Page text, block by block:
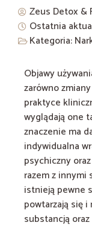
Zeus Detox &
Ostatnia
Kategoria:
Objawy
zarówno
praktyce
wyglądają one
znaczenie ma
indywidualna
psychiczny
razem z innymi
istnieją pewne
powtarzają się
substancją